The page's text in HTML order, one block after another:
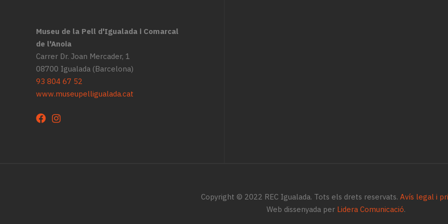
Museu de la Pell d'Igualada i Comarcal
de l'Anoia
Carrer Dr. Joan Mercader, 1
08700 Igualada (Barcelona)
93 804 67 52
www.museupelligualada.cat
Copyright © 2022 REC Igualada. Tots els drets reservats. Avís legal i
Web dissenyada per Lidera Comunicació.